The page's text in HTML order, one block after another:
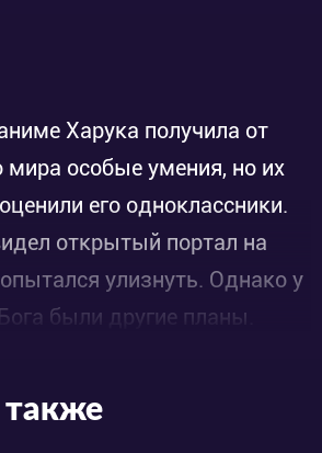
Харука получила от
мира особые умения, но их
его одноклассники.
открытый портал на
улизнуть. Однако у
были другие планы.
сделать из обычных
супергероев, но те
его подарки. Тогда